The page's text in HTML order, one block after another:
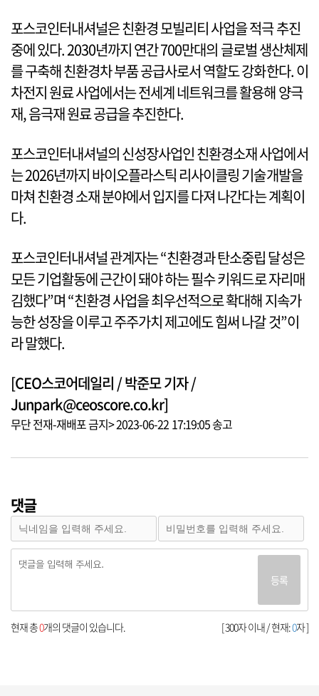
포스코인터내셔널은 친환경 모빌리티 사업을 적극 추진
중에 있다. 2030년까지 연간 700만대의 글로벌 생산체제
를 구축해 친환경차 부품 공급사로서 역할도 강화한다. 이
차전지 원료 사업에서는 전세계 네트워크를 활용해 양극
재, 음극재 원료 공급을 추진한다.
포스코인터내셔널의 신성장사업인 친환경소재 사업에서
는 2026년까지 바이오플라스틱 리사이클링 기술개발을
마쳐 친환경 소재 분야에서 입지를 다져 나간다는 계획이
다.
포스코인터내셔널 관계자는 “친환경과 탄소중립 달성은
모든 기업활동에 근간이 돼야 하는 필수 키워드로 자리매
김했다”며 “친환경 사업을 최우선적으로 확대해 지속가
능한 성장을 이루고 주주가치 제고에도 힘써 나갈 것”이
라 말했다.
[CEO스코어데일리 / 박준모 기자 /
Junpark@ceoscore.co.kr]
무단 전재-재배포 금지> 2023-06-22 17:19:05 송고
댓글
등록
[ 300자 이내 / 현재:0자 ]
현재 총0개의 댓글이 있습니다.